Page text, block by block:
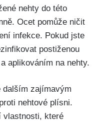
nehty do⁢ této
Ocet pomůže ničit​
infekce. Pokud jste
postiženou
aplikováním na nehty.
dalším zajímavým
nehtové plísni.
vlastnosti, které